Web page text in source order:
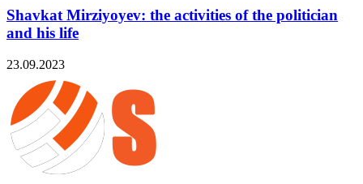
Shavkat Mirziyoyev: the activities of the politician
and his life
23.09.2023